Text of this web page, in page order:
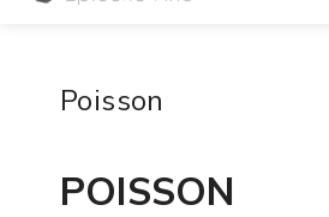
Poisson
POISSON